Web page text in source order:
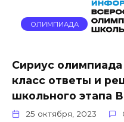
ОЛИМПИАДА
Сириус
класс ответы и
школьного этапа
25 октября, 2023